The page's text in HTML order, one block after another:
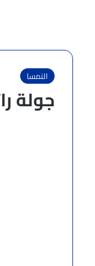
النمسا
جولة